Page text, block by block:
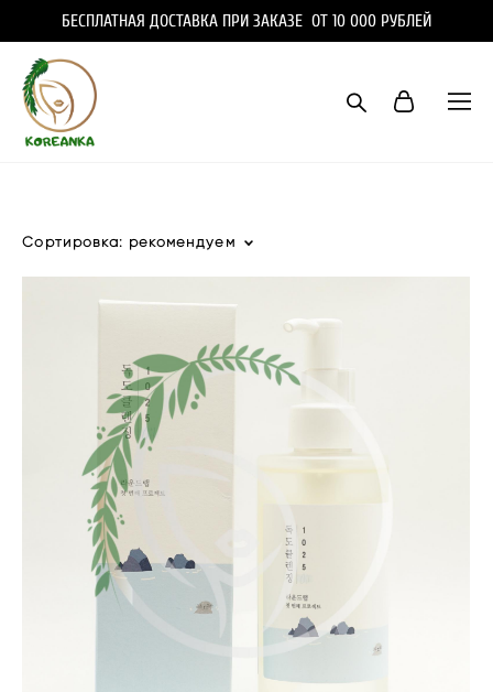
БЕСПЛАТНАЯ ДОСТАВКА ПРИ ЗАКАЗЕ ОТ 10 000 РУБЛЕЙ
Сортировка: рекомендуем